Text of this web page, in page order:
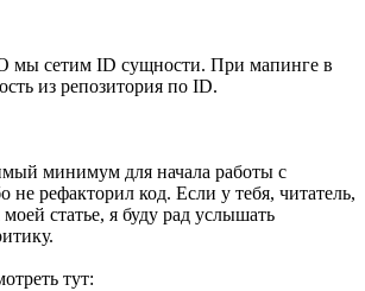
мы сетим ID сущности. При мапинге в
из репозитория по ID.
минимум для начала работы с
не рефакторил код. Если у тебя, читатель,
моей статье, я буду рад услышать
тут: